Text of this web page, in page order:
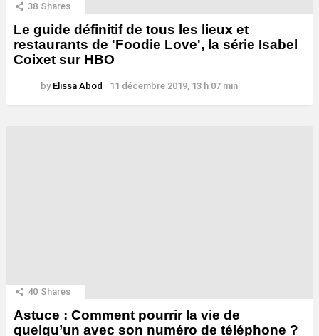
38 Shares
Le guide définitif de tous les lieux et
restaurants de 'Foodie Love', la série Isabel
Coixet sur HBO
by Elissa Abod 11 décembre 2019, 13 h 07 min
40 Shares
Astuce : Comment pourrir la vie de
quelqu’un avec son numéro de téléphone ?